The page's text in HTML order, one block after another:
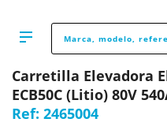
Carretilla Elevadora
ECB50C (Litio) 80V
Ref: 2465004